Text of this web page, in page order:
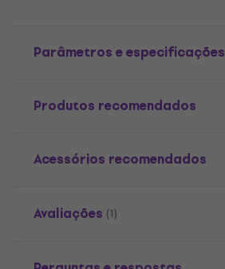
Parâmetros e especificações
Produtos recomendados
Acessórios recomendados
Avaliações (1)